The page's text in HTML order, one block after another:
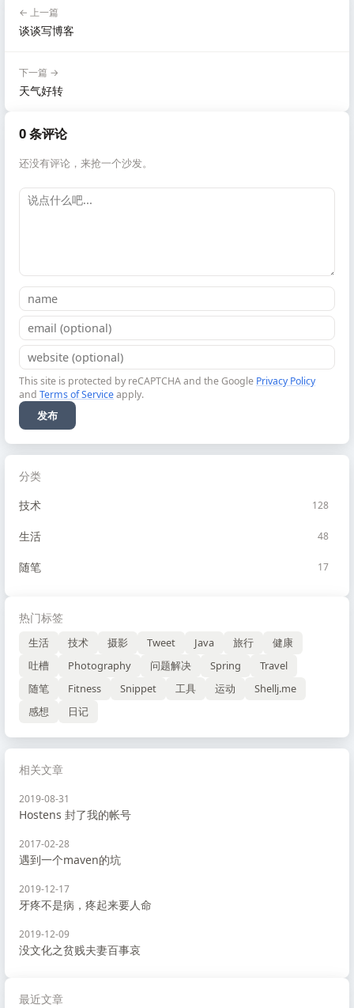
分类
技术
128
生活 48
随笔 17
热门标签
生活 技术 摄影 Tweet Java 旅行
健康
吐槽
Photography 问题解决 Spring
Travel
随笔
Fitness Snippet 工具 运动
Shellj.me
感想
日记
← 上一篇
谈谈写博客
下一篇 →
天气好转
0 条评论
还没有评论，来抢一个沙发。
This site is protected by reCAPTCHA and the Google Privacy Policy
and Terms of Serviceapply.
发布
相关文章
2019-08-31
Hostens 封了我的帐号
2017-02-28
遇到一个maven的坑
2019-12-17
牙疼不是病，疼起来要人命
2019-12-09
没文化之贫贱夫妻百事哀
最近文章